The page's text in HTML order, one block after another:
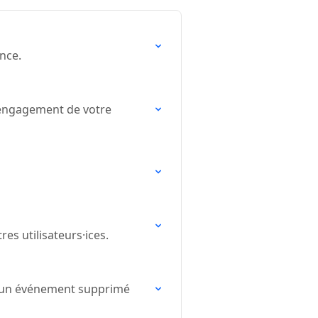
de votre
utilisateurs·ices.
événement supprimé